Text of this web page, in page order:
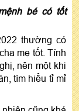
bé có tốt
thường có
mẹ tốt. Tính
nên một khi
tìm hiểu tỉ mỉ